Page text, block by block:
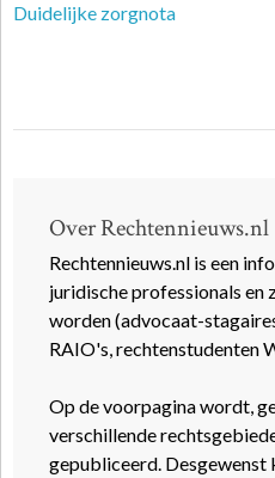
Duidelijke zorgnota
Over Rechtennieuws.nl
Rechtennieuws.nl is een
juridische professionals en
worden (advocaat-
RAIO's, rechtenstudenten
Op de voorpagina wordt,
verschillende
gepubliceerd. Desgewenst